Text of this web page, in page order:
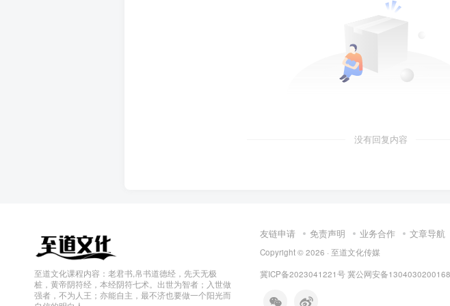
没有回复内容
至道文化课程内容：老君书,帛书道德经，先天无极
桩，黄帝阴符经，本经阴符七术。出世为智者；入世做
强者，不为人王；亦能自主，最不济也要做一个阳光而
友链申请 免责声明 业务合作 文章导航
Copyright © 2026 · 至道文化传媒
冀ICP备2023041221号冀公网安备